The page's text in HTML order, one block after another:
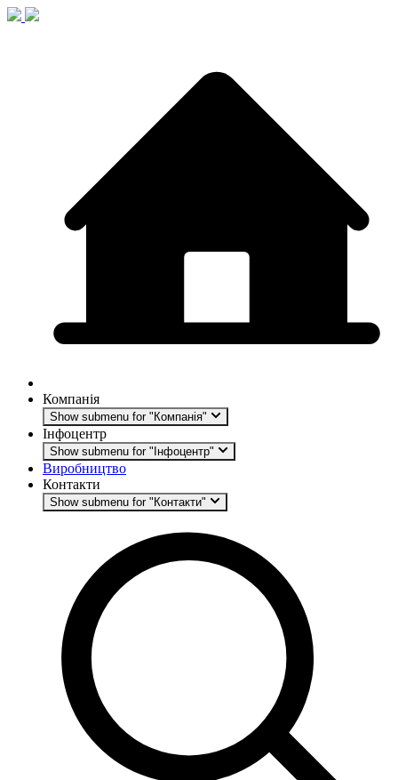
Компанія
Show submenu for "Компанія"
Інфоцентр
Show submenu for "Інфоцентр"
Виробництво
Контакти
Show submenu for "Контакти"